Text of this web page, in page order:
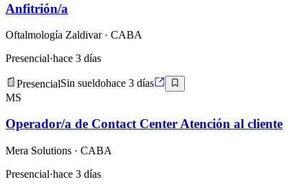
Anfitrión/a
Oftalmología Zaldivar· CABA
Presencial·hace 3 días
PresencialSin sueldohace 3 días
MS
Operador/a de Contact Center Atención al cliente
Mera Solutions · CABA
Presencial·hace 3 días